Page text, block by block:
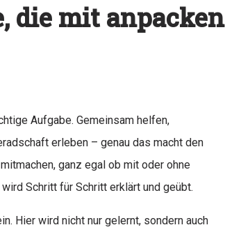
die mit anpacken
Aufgabe. Gemeinsam helfen,
erleben – genau das macht den
ganz egal ob mit oder ohne
Schritt für Schritt erklärt und geübt.
Hier wird nicht nur gelernt, sondern auch